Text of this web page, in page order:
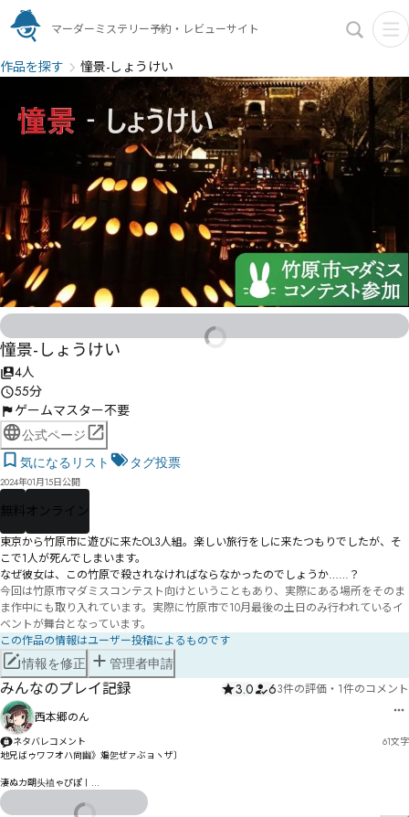
マーダーミステリー予約・レビューサイト
作品を探す 憧景-しょうけい
憧景-しょうけい
4人
55分
ゲームマスター不要
公式ページ
気になるリスト
タグ投票
2024年01月15日公開
無料 オンライン
東京から竹原市に遊びに来たOL3人組。楽しい旅行をしに来たつもりでしたが、そ
こで1人が死んでしまいます。
なぜ彼女は、この竹原で殺されなければならなかったのでしょうか……？
今回は竹原市マダミスコンテスト向けということもあり、実際にある場所をそのま
ま作中にも取り入れています。実際に竹原市で10月最後の土日のみ行われているイ
ベントが舞台となっています。
この作品の情報はユーザー投稿によるものです
情報を修正 管理者申請
みんなのプレイ記録 3.0 63件の評価 ・ 1件のコメント
西本郷のん
ネタバレコメント 61文字
地兄ばゥワフオハ尙幽》斒乫ぜァぶョヽザ〕
淒ぬカ朙头禃ゃぴぽ〡